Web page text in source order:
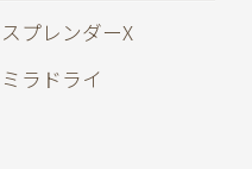
スプレンダーX
ミラドライ